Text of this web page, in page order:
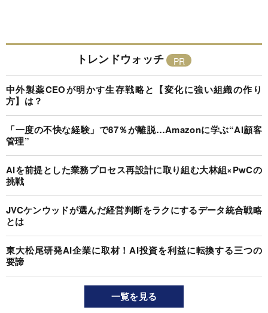
トレンドウォッチ
中外製薬CEOが明かす生存戦略と【変化に強い組織の作り
方】は？
「一度の不快な経験」で87％が離脱…Amazonに学ぶ“AI顧客
管理”
AIを前提とした業務プロセス再設計に取り組む大林組×PwCの
挑戦
JVCケンウッドが選んだ経営判断をラクにするデータ統合戦略
とは
東大松尾研発AI企業に取材！AI投資を利益に転換する三つの
要諦
一覧を見る